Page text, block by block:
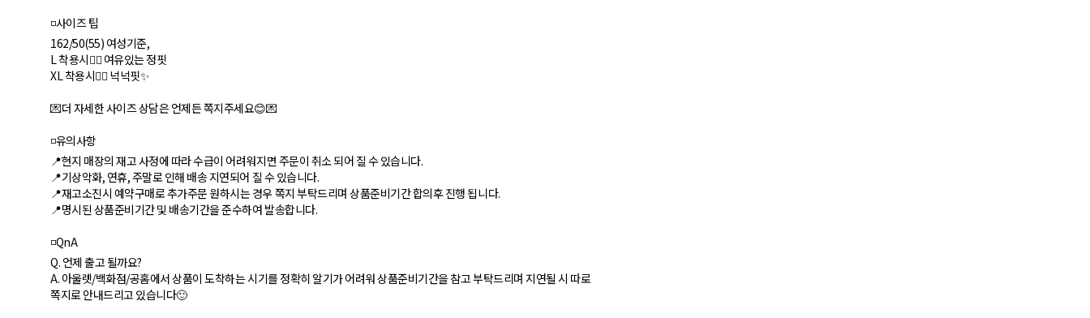
◽️사이즈 팁
162/50(55) 여성기준,
L 착용시👉🏽 여유있는 정핏
XL 착용시👉🏽 넉넉핏✨
💌더 자세한 사이즈 상담은 언제든 쪽지주세요😊💌
◽️유의사항
📍현지 매장의 재고 사정에 따라 수급이 어려워지면 주문이 취소 되어 질 수 있습니다.
📍기상악화, 연휴, 주말로 인해 배송 지연되어 질 수 있습니다.
📍재고소진시 예약구매로 추가주문 원하시는 경우 쪽지 부탁드리며 상품준비기간 합의후 진행 됩니다.
📍명시된 상품준비기간 및 배송기간을 준수하여 발송합니다.
◽️QnA
Q. 언제 출고 될까요?
A. 아울렛/백화점/공홈에서 상품이 도착하는 시기를 정확히 알기가 어려워 상품준비기간을 참고 부탁드리며 지연될 시 따로
쪽지로 안내드리고 있습니다🙂